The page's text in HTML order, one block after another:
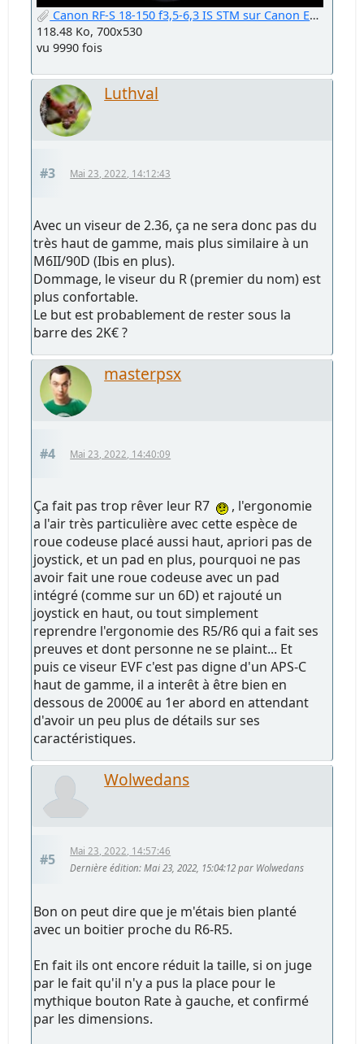
Canon RF-S 18-150 f3,5-6,3 IS STM sur Canon EOS R7.jpg
118.48 Ko, 700x530
vu 9990 fois
Luthval
#3 Mai 23, 2022, 14:12:43
Avec un viseur de 2.36, ça ne sera donc pas du
très haut de gamme, mais plus similaire à un
M6II/90D (Ibis en plus).
Dommage, le viseur du R (premier du nom) est
plus confortable.
Le but est probablement de rester sous la
barre des 2K€ ?
masterpsx
#4 Mai 23, 2022, 14:40:09
Ça fait pas trop rêver leur R7
, l'ergonomie
a l'air très particulière avec cette espèce de
roue codeuse placé aussi haut, apriori pas de
joystick, et un pad en plus, pourquoi ne pas
avoir fait une roue codeuse avec un pad
intégré (comme sur un 6D) et rajouté un
joystick en haut, ou tout simplement
reprendre l'ergonomie des R5/R6 qui a fait ses
preuves et dont personne ne se plaint... Et
puis ce viseur EVF c'est pas digne d'un APS-C
haut de gamme, il a interêt à être bien en
dessous de 2000€ au 1er abord en attendant
d'avoir un peu plus de détails sur ses
caractéristiques.
Wolwedans
#5
Mai 23, 2022, 14:57:46
Dernière édition: Mai 23, 2022, 15:04:12 par Wolwedans
Bon on peut dire que je m'étais bien planté
avec un boitier proche du R6-R5.
En fait ils ont encore réduit la taille, si on juge
par le fait qu'il n'y a pus la place pour le
mythique bouton Rate à gauche, et confirmé
par les dimensions.